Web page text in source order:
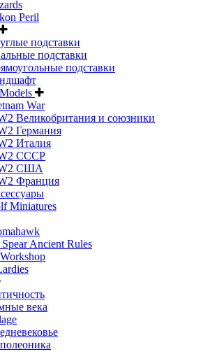
Peril
подставки
подставки
подставки
War
Великобритания и союзники
Германия
Италия
СССР
США
Франция
Miniatures
Ancient Rules
века